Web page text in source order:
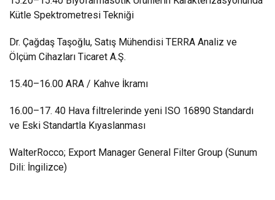
Kütle Spektrometresi Tekniği
Dr. Çağdaş Taşoğlu, Satış Mühendisi TERRA Analiz ve
Ölçüm Cihazları Ticaret A.Ş.
15.40–16.00 ARA / Kahve İkramı
16.00–17. 40 Hava filtrelerinde yeni ISO 16890 Standardı
ve Eski Standartla Kıyaslanması
WalterRocco; Export Manager General Filter Group (Sunum
Dili: İngilizce)